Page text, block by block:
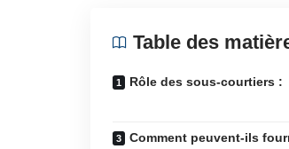
Table des
Rôle des sous-courtiers :
Comment peuvent-ils